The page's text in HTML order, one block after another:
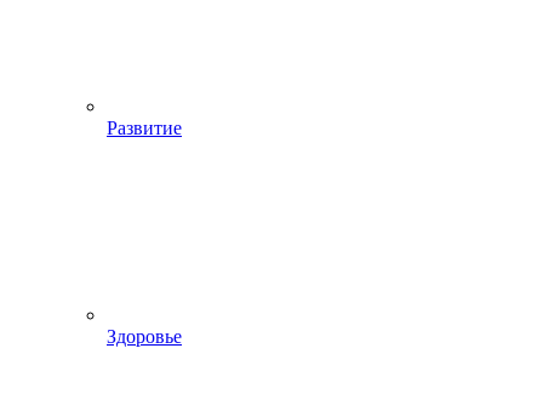
Развитие
Здоровье